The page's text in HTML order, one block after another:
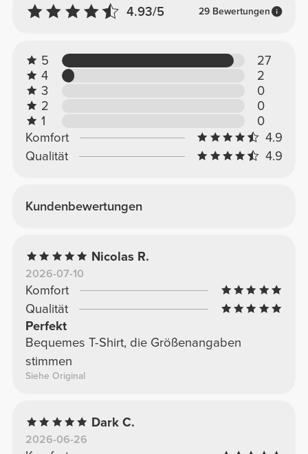
4.93/5 29 Bewertungen
5
27
4
2
3
0
2
0
1
0
Komfort
4.9
Qualität
4.9
Kundenbewertungen
Nicolas R.
2026-07-10
Komfort
Qualität
Perfekt
Bequemes T-Shirt, die Größenangaben
stimmen
Siehe Original
Dark C.
2026-06-26